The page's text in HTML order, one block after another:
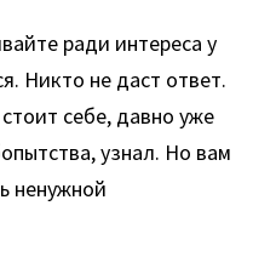
ради интереса у
Никто не даст ответ.
себе, давно уже
узнал. Но вам
ненужной